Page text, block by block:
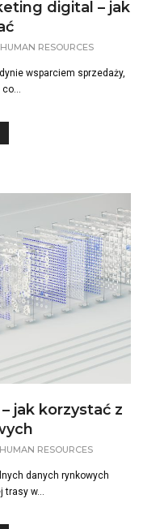
digital – jak
HUMAN RESOURCES
wsparciem sprzedaży,
jak korzystać z
HUMAN RESOURCES
danych rynkowych
trasy w...